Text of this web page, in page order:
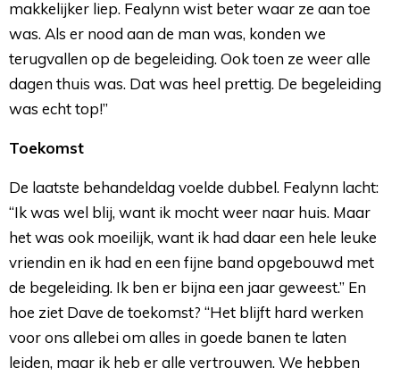
makkelijker liep. Fealynn wist beter waar ze aan toe
was. Als er nood aan de man was, konden we
terugvallen op de begeleiding. Ook toen ze weer alle
dagen thuis was. Dat was heel prettig. De begeleiding
was echt top!”
Toekomst
De laatste behandeldag voelde dubbel. Fealynn lacht:
“Ik was wel blij, want ik mocht weer naar huis. Maar
het was ook moeilijk, want ik had daar een hele leuke
vriendin en ik had en een fijne band opgebouwd met
de begeleiding. Ik ben er bijna een jaar geweest.” En
hoe ziet Dave de toekomst? “Het blijft hard werken
voor ons allebei om alles in goede banen te laten
leiden, maar ik heb er alle vertrouwen. We hebben